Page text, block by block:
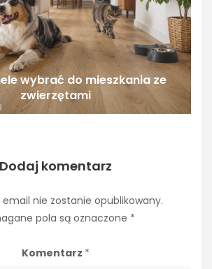
wybrać do mieszkania ze
zwierzętami
Dodaj komentarz
email nie zostanie opublikowany.
pola są oznaczone *
Komentarz *